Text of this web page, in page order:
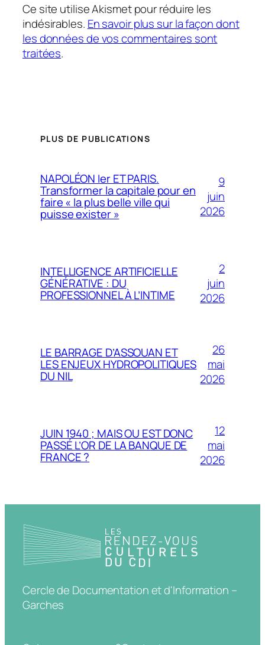
Ce site utilise Akismet pour réduire les
indésirables. En savoir plus sur la façon dont
les données de vos commentaires sont
traitées.
PLUS DE PUBLICATIONS
NAPOLÉON Ier ET PARIS.
Transformer la capitale pour en
faire « la plus belle ville qui
puisse exister »
9
juin
2026
INTELLIGENCE ARTIFICIELLE
GÉNÉRATIVE : DU
PROFESSIONNEL À L’INTIME
2
juin
2026
LE BARRAGE D’ASSOUAN ET
LES ENJEUX HYDROPOLITIQUES
DU NIL
26
mai
2026
JUIN 1940 ; MAIS OU EST DONC
PASSÉ L’OR DE LA BANQUE DE
FRANCE ?
12
mai
2026
Cercle de Documentation et d'Information –
Garches